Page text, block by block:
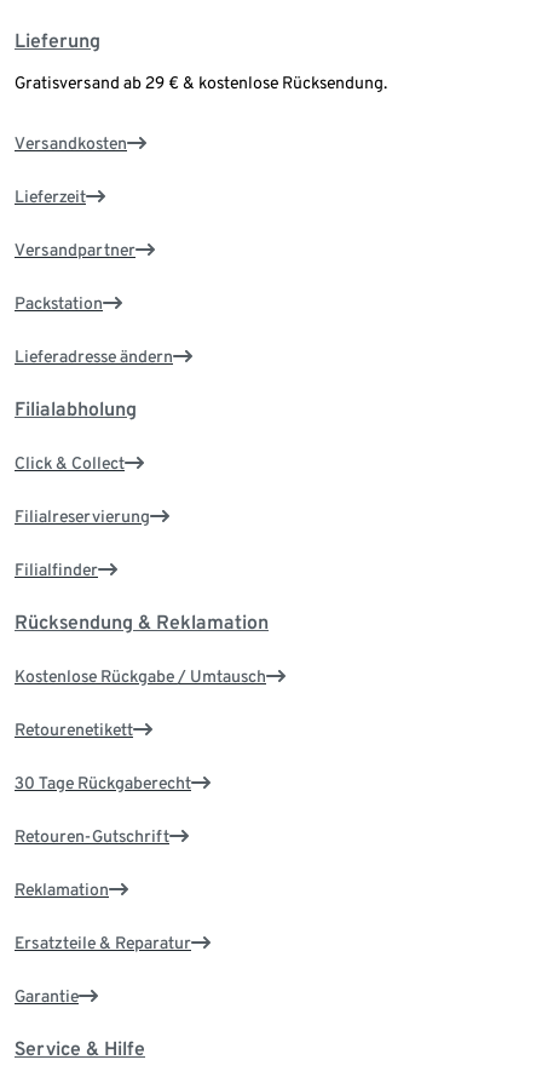
Lieferung
Gratisversand ab 29 € & kostenlose Rücksendung.
Versandkosten
Lieferzeit
Versandpartner
Packstation
Lieferadresse ändern
Filialabholung
Click & Collect
Filialreservierung
Filialfinder
Rücksendung & Reklamation
Kostenlose Rückgabe / Umtausch
Retourenetikett
30 Tage Rückgaberecht
Retouren-Gutschrift
Reklamation
Ersatzteile & Reparatur
Garantie
Service & Hilfe